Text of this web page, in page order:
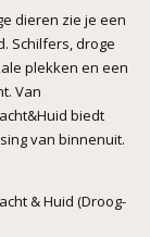
dieren zie je een
Schilfers, droge
plekken en een
Van
biedt
van binnenuit.
&Huid (Droog-